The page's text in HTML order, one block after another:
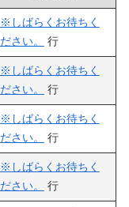
※しばらくお待ちく
ださい。
行
※しばらくお待ちく
ださい。
行
※しばらくお待ちく
ださい。
行
※しばらくお待ちく
ださい。
行